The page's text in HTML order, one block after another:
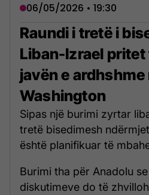
06/05/2026 • 19:30
Raundi i tretë i
Liban-Izrael
javën e ardhshme
Washington
Sipas një burimi zyrtar
tretë bisedimesh
është planifikuar të
Burimi tha për Anadolu
diskutimeve do të